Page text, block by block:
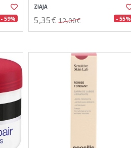
- 59%
ZIAJA
5,35€ 12,00€ - 55%